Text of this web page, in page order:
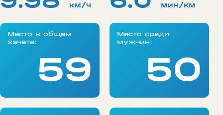
км/ч мин/км
Место в общем
зачете:
59
Место среди
мужчин:
50